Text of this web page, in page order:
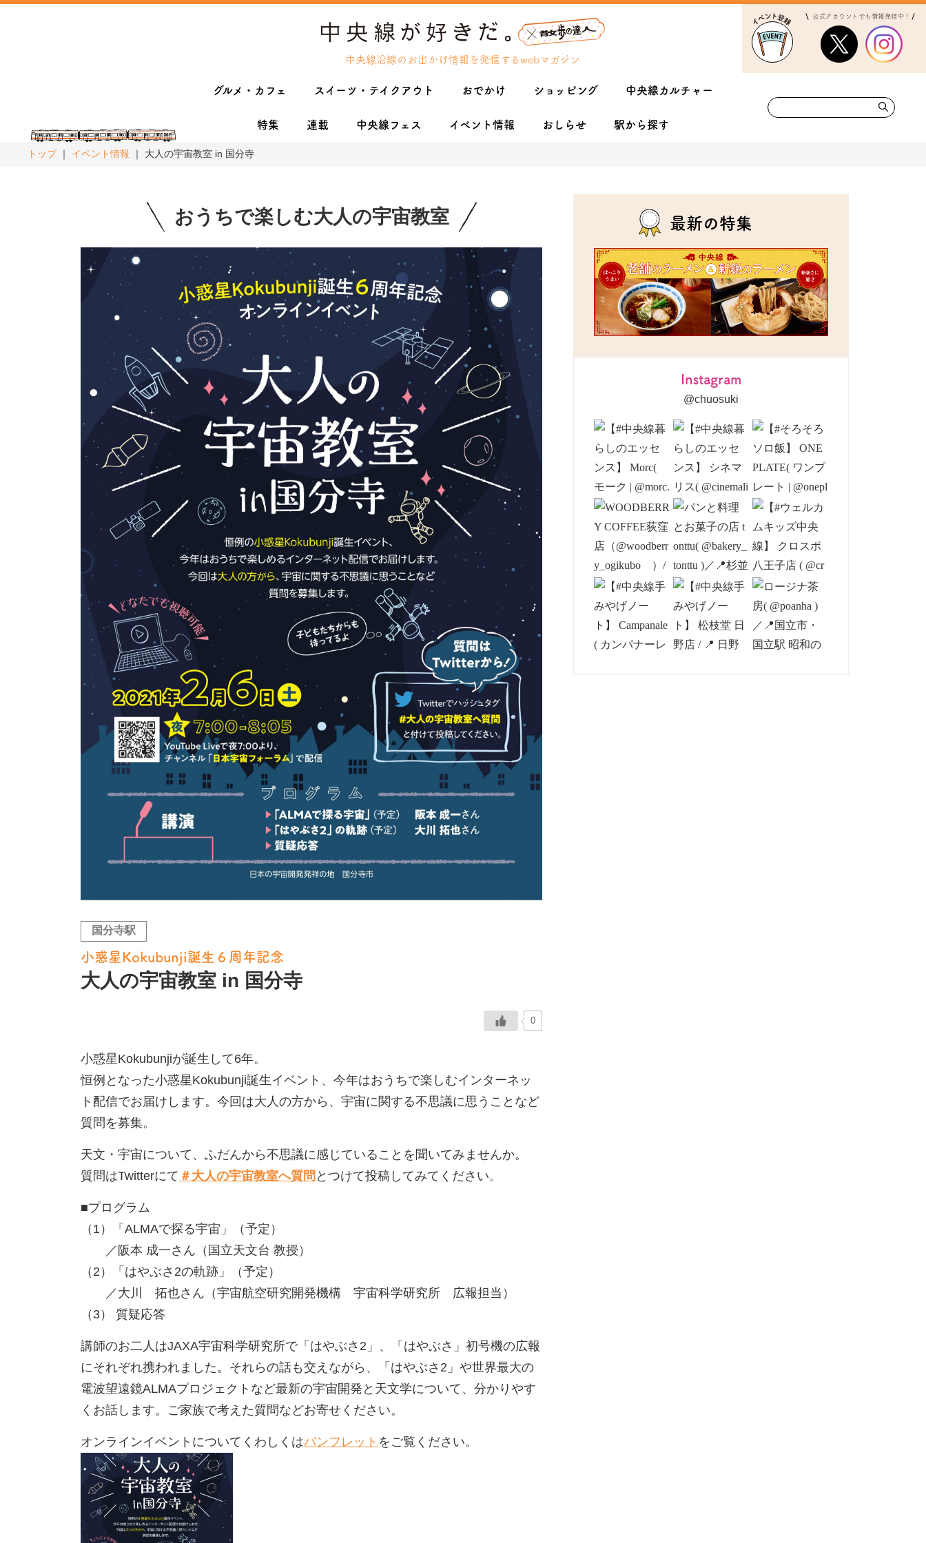
中央線沿線のお出かけ情報を発信するwebマガジン
公式アカウントでも情報発信中！
グルメ・カフェ スイーツ・テイクアウト おでかけ ショッピング 中央線カルチャー
特集 連載 中央線フェス イベント情報 おしらせ 駅から探す
トップ イベント情報 大人の宇宙教室 in 国分寺
おうちで楽しむ大人の宇宙教室
国分寺駅
小惑星Kokubunji誕生６周年記念
大人の宇宙教室 in 国分寺
0
小惑星Kokubunjiが誕生して6年。
恒例となった小惑星Kokubunji誕生イベント、今年はおうちで楽しむインターネッ
ト配信でお届けします。今回は大人の方から、宇宙に関する不思議に思うことなど
質問を募集。
天文・宇宙について、ふだんから不思議に感じていることを聞いてみませんか。
質問はTwitterにて ＃大人の宇宙教室へ質問 とつけて投稿してみてください。
■プログラム
（1）「ALMAで探る宇宙」（予定）
／阪本 成一さん（国立天文台 教授）
（2）「はやぶさ2の軌跡」（予定）
／大川 拓也さん（宇宙航空研究開発機構 宇宙科学研究所 広報担当）
（3） 質疑応答
講師のお二人はJAXA宇宙科学研究所で「はやぶさ2」、「はやぶさ」初号機の広報
にそれぞれ携われました。それらの話も交えながら、「はやぶさ2」や世界最大の
電波望遠鏡ALMAプロジェクトなど最新の宇宙開発と天文学について、分かりやす
くお話します。ご家族で考えた質問などお寄せください。
オンラインイベントについてくわしくはパンフレット をご覧ください。
最新の特集
Instagram
@chuosuki